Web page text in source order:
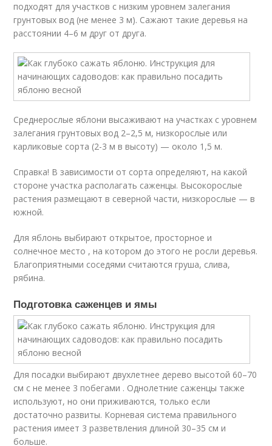
подходят для участков с низким уровнем залегания
грунтовых вод (не менее 3 м). Сажают такие деревья на
расстоянии 4–6 м друг от друга.
Среднерослые яблони высаживают на участках с уровнем
залегания грунтовых вод 2–2,5 м, низкорослые или
карликовые сорта (2-3 м в высоту) — около 1,5 м.
Справка! В зависимости от сорта определяют, на какой
стороне участка располагать саженцы. Высокорослые
растения размещают в северной части, низкорослые — в
южной.
Для яблонь выбирают открытое, просторное и
солнечное место , на котором до этого не росли деревья.
Благоприятными соседями считаются груша, слива,
рябина.
Подготовка саженцев и ямы
Для посадки выбирают двухлетнее дерево высотой 60–70
см с не менее 3 побегами . Однолетние саженцы также
используют, но они приживаются, только если
достаточно развиты. Корневая система правильного
растения имеет 3 разветвления длиной 30–35 см и
больше.